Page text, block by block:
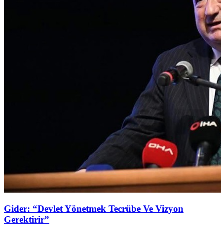
Gider: “Devlet Yönetmek Tecrübe Ve Vizyon
Gerektirir”